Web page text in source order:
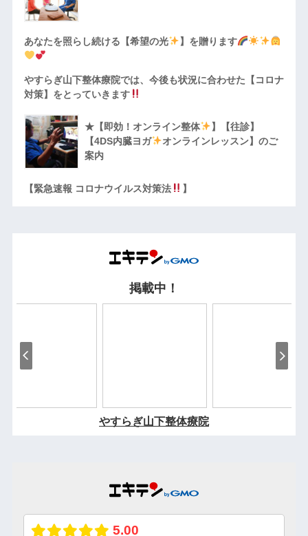
あなたを照らし続ける【希望の光 】を贈ります
やすらぎ山下整体療院では、今後も状況に合わせた【コロナ
対策】をとっていきます
★【即効！オンライン整体
】【往診】
【4DS内臓ヨガ
オンラインレッスン】のご
案内
【緊急速報 コロナウイルス対策法 】